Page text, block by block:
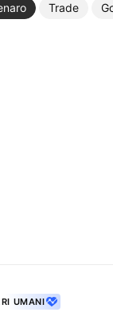
Trade
UMANI